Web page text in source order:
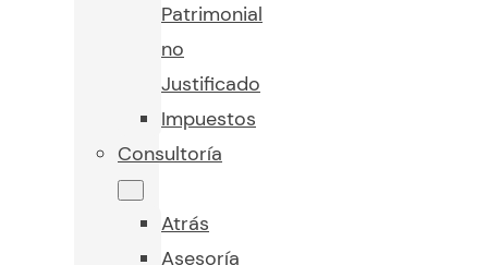
Patrimonial
no
Justificado
Impuestos
Consultoría
Atrás
Asesoría